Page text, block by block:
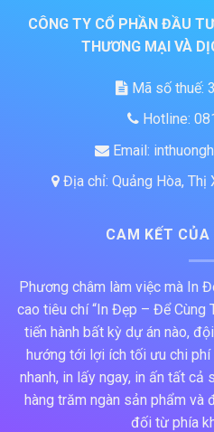
CÔNG TY CỔ PHẦN ĐẦU
THƯƠNG MẠI VÀ
Mã số thuế:
Hotline:
Email:
Địa chỉ: Quảng Hòa, Thị
CAM KẾT
Phương châm làm việc mà In
cao tiêu chí “In Đẹp – Để Cùng
tiến hành bất kỳ dự án nào,
hướng tới lợi ích tối ưu chi phí
nhanh, in lấy ngay, in ấn tất
hàng trăm ngàn sản phẩm và
đối từ phía